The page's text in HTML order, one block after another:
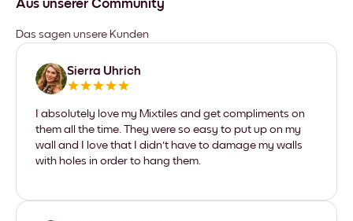
Aus unserer Community
Das sagen unsere Kunden
Sierra Uhrich
I absolutely love my Mixtiles and get compliments on
them all the time. They were so easy to put up on my
wall and I love that I didn't have to damage my walls
with holes in order to hang them.